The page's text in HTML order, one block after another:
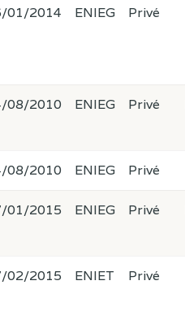
01/2014 ENIEG Privé
08/2010 ENIEG Privé
08/2010 ENIEG Privé
01/2015 ENIEG Privé
02/2015 ENIET Privé